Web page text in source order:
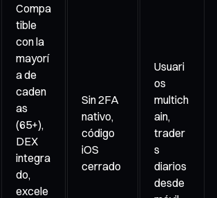
Compa
tible
con la
mayorí
a de
caden
as
(65+),
DEX
integra
do,
excele
Sin 2FA
nativo,
código
iOS
cerrado
Usuari
os
multich
ain,
trader
s
diarios
desde